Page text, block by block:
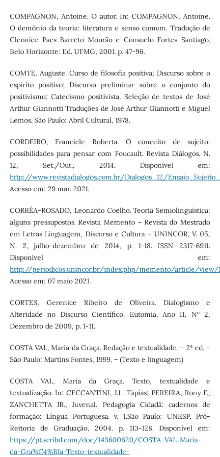
COMPAGNON, Antoine. O autor. In: COMPAGNON, Antoine.
O demônio da teoria: literatura e senso comum. Tradução de
Cleonice Paes Barreto Mourão e Consuelo Fortes Santiago.
Belo Horizonte: Ed. UFMG, 2001. p. 47-96.
COMTE, Auguste. Curso de filosofia positiva; Discurso sobre o
espírito positivo; Discurso preliminar sobre o conjunto do
positivismo; Catecismo positivista. Seleção de textos de José
Arthur Giannotti Traduções de José Arthur Giannotti e Miguel
Lemos. São Paulo: Abril Cultural, 1978.
CORDEIRO, Franciele Roberta. O conceito de sujeito:
possibilidades para pensar com Foucault. Revista Diálogos. N.
12, Set./Out., 2014. Disponível em:
http://www.revistadialogos.com.br/Dialogos_12/
Acesso em: 29 mar. 2021.
CORRÊA-ROSADO, Leonardo Coelho. Teoria Semiolinguística:
alguns pressupostos. Revista Memento - Revista do Mestrado
em Letras Linguagem, Discurso e Cultura – UNINCOR, V. 05,
N. 2, julho-dezembro de 2014, p. 1-18. ISSN 2317-6911.
Disponível em:
http://periodicos.unincor.br/index.php/memento/article/view/
Acesso em: 07 maio 2021.
CORTES, Gerenice Ribeiro de Oliveira. Dialogismo e
Alteridade no Discurso Científico. Eutomia, Ano II, Nº 2,
Dezembro de 2009, p. 1-11.
COSTA VAL, Maria da Graça. Redação e textualidade. – 2ª ed. –
São Paulo: Martins Fontes, 1999. – (Texto e linguagem)
COSTA VAL, Maria da Graça. Texto, textualidade e
textualização. In: CECCANTINI, J.L. Tápias; PEREIRA, Rony F.;
ZANCHETTA JR., Juvenal. Pedagogia Cidadã: cadernos de
formação: Língua Portuguesa. v. 1.São Paulo: UNESP, Pró-
Reitoria de Graduação, 2004. p. 113-128. Disponível em:
https://pt.scribd.com/doc/143600620/COSTA-VAL-Maria-
da-Gra%C4%B1a-Texto-textualidade-